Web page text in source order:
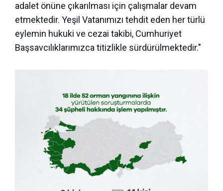
adalet önüne çıkarılması için çalışmalar devam
etmektedir. Yeşil Vatanımızı tehdit eden her türlü
eylemin hukuki ve cezai takibi, Cumhuriyet
Başsavcılıklarımızca titizlikle sürdürülmektedir."